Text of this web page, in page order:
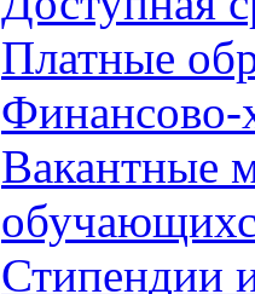
Платные
Финансово-
Вакантные
Стипендии